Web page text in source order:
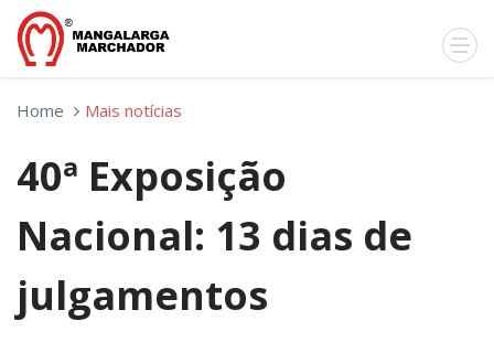
Home Mais notícias
40ª Exposição
Nacional: 13 dias de
julgamentos